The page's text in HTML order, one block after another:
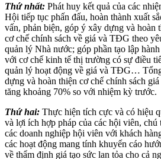
Thứ nhất: Phát huy kết quả của các
Hội tiếp tục phấn đấu, hoàn thành xuất
vấn, phản biện, góp ý xây dựng và hoàn
cơ chế chính sách về giá và TĐG theo
quản lý Nhà nước; góp phần tạo lập
với cơ chế kinh tế thị trường có sự điều
quản lý hoạt động về giá và TĐG…
dựng và hoàn thiện cơ chế chính sách
tăng khoảng 70% so với nhiệm kỳ trước.
Thứ hai: Thực hiện tích cực và có hiệu
và lợi ích hợp pháp của các hội viên,
các doanh nghiệp hội viên với khách
các hoạt động mang tính khuyến cáo
về thẩm định giá tạo sức lan tỏa cho cả